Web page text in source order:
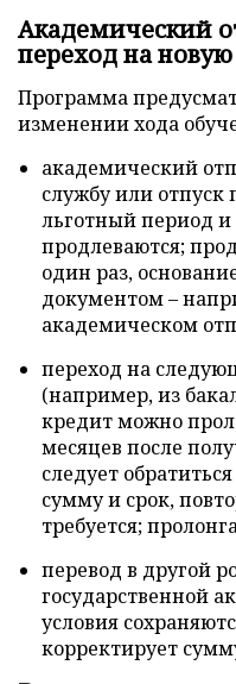
Академический
переход на новую
Программа
изменении хода
академический
службу или отпуск
льготный период и
продлеваются;
один раз,
документом –
академическом
переход на
(например, из
кредит можно
месяцев после
следует
сумму и срок,
требуется;
перевод в другой
государственной
условия
корректирует